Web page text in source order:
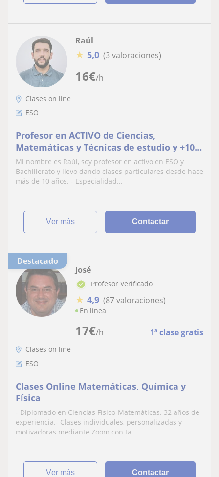
16€/h
Raúl
★ 5,0 (3 valoraciones)
Clases on line
ESO
Profesor en ACTIVO de Ciencias,
Matemáticas y Técnicas de estudio y +10
años de experiencia en Clases
Particulares. Clases on-line
Mi nombre es Raúl, soy profesor en activo en ESO y
Bachillerato y llevo dando clases particulares desde hace
más de 10 años. - Especialidad...
ver más Contactar
Destacado
17€/h 1ª clase gratis
José
Profesor Verificado
★ 4,9 (87 valoraciones)
En línea
Clases on line
ESO
Clases Online Matemáticas, Química y
Física
- Diplomado en Ciencias Físico-Matemáticas. 32 años de
experiencia.- Clases individuales, personalizadas y
motivadoras mediante Zoom con ta...
ver más Contactar